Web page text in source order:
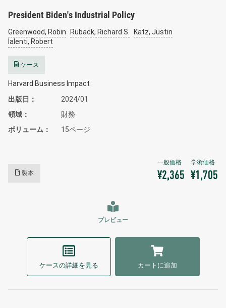
President Biden's Industrial Policy
Greenwood, Robin Ruback, Richard S.
Katz, Justin
Ialenti, Robert
ケース
Harvard Business Impact
出版日
2024/01
領域
財務
ボリューム
15ページ
製本 ¥2,365 ¥1,705
プレビュー
ケースの詳細を見る カートに追加